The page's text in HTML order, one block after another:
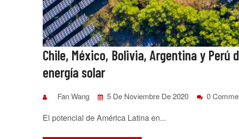
Chile, México, Bolivia, Argentina y
energía solar
Fan Wang 5 De Noviembre De 2020 0
El potencial de América Latina en...